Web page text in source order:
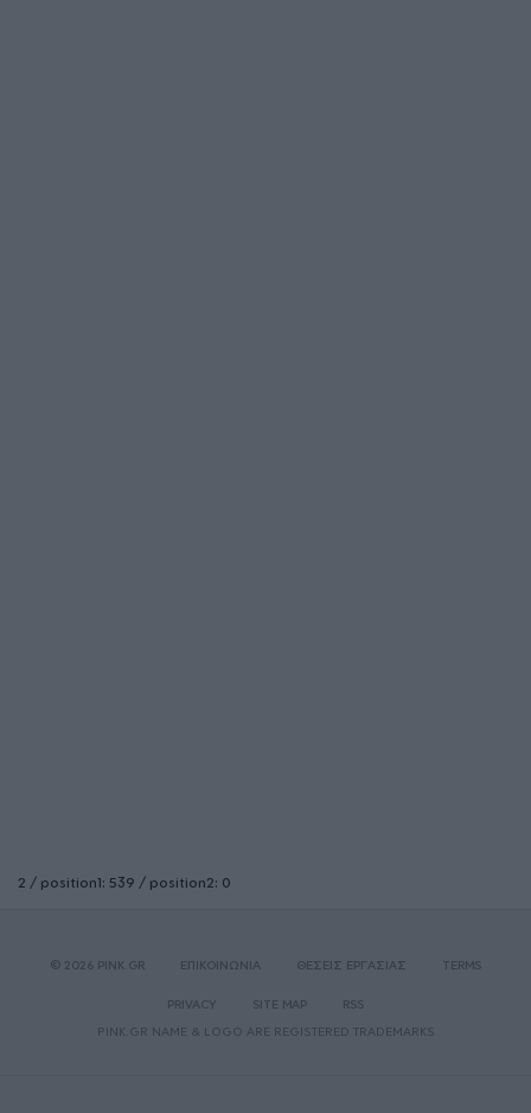
2 / position1: 539 / position2: 0
© 2026 PINK.GR ΕΠΙΚΟΙΝΩΝΙΑ ΘΕΣΕΙΣ ΕΡΓΑΣΙΑΣ TERMS
PRIVACY SITE MAP
RSS
PINK.GR NAME & LOGO ARE REGISTERED TRADEMARKS